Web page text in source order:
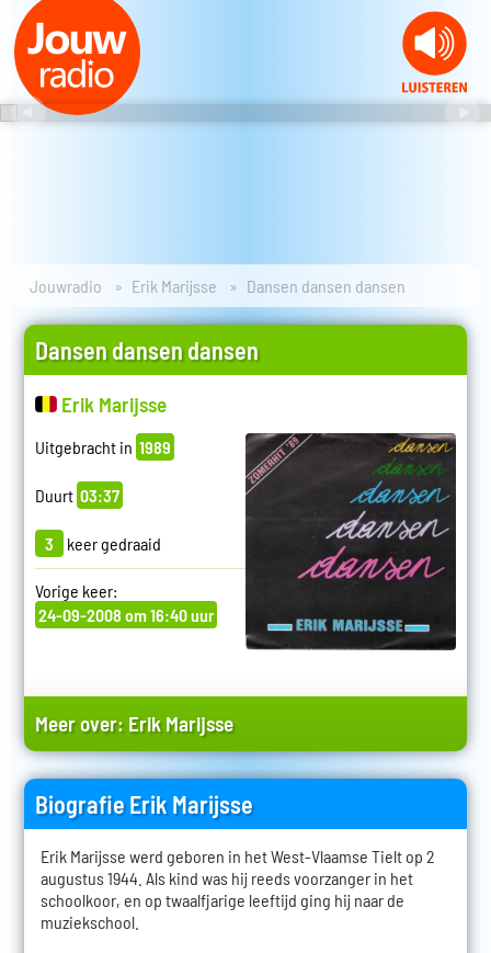
Jouwradio Erik Marijsse Dansen dansen dansen
Dansen dansen dansen
Erik Marijsse
Uitgebracht in 1989
Duurt 03:37
3 keer gedraaid
Vorige keer:
24-09-2008 om 16:40 uur
Meer over: Erik Marijsse
Biografie Erik Marijsse
Erik Marijsse werd geboren in het West-Vlaamse Tielt op 2
augustus 1944. Als kind was hij reeds voorzanger in het
schoolkoor, en op twaalfjarige leeftijd ging hij naar de
muziekschool.